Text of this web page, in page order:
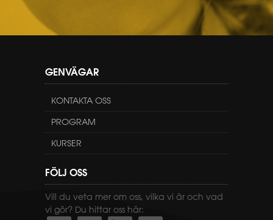
GENVÄGAR
KONTAKTA OSS
PROGRAM
KURSER
FÖLJ OSS
Vill du veta mer om oss, vilka vi är och vad
vi gör? Du hittar oss här: